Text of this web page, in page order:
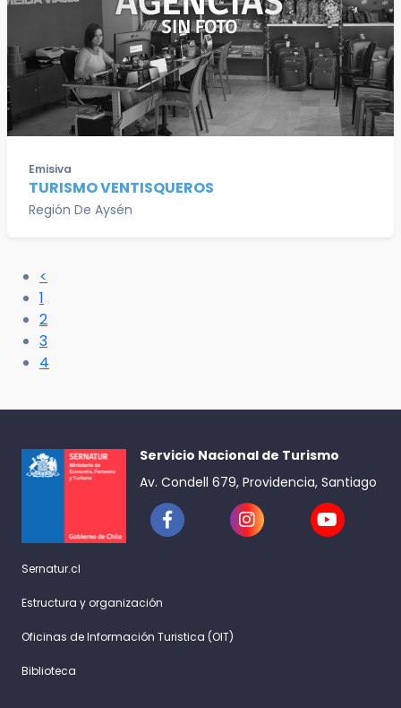
Emisiva
TURISMO VENTISQUEROS
Región De Aysén
<
1
2
3
4
Servicio Nacional de Turismo
Av. Condell 679, Providencia, Santiago
Sernatur.cl
Estructura y organización
Oficinas de Información Turistica (OIT)
Biblioteca